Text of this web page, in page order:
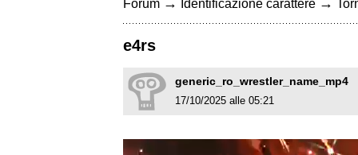
Forum → Identificazione carattere →
e4rs
generic_ro_wrestler_name_mp4
17/10/2025 alle 05:21